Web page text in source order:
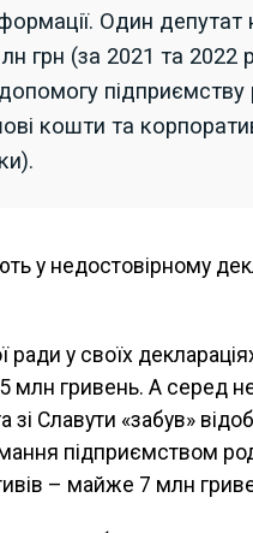
Один депутат
грн (за 2021 та 2022
кошти та
у недостовірному
ради у своїх
млн гривень. А серед
Славути «забув»
підприємством
– майже 7 млн